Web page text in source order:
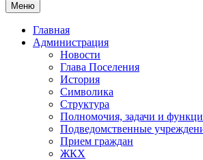
Меню
Главная
Администрация
Новости
Глава Поселения
История
Символика
Структура
Полномочия, задачи и
Подведомственные
Прием граждан
ЖКХ